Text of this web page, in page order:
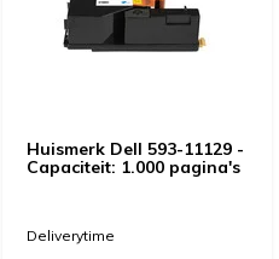
Huismerk Dell 593-11129 -
Capaciteit: 1.000 pagina's
Deliverytime